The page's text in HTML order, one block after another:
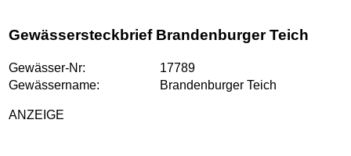
Gewässersteckbrief Brandenburger Teich
Gewässer-Nr:
17789
Gewässername:
Brandenburger Teich
ANZEIGE